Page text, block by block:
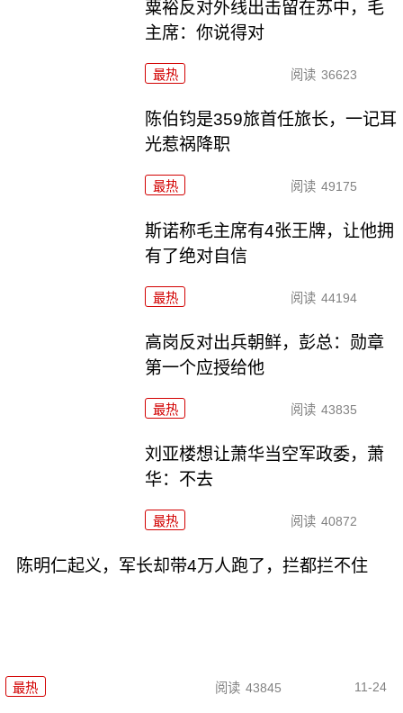
粟裕反对外线出击留在苏中，毛
主席：你说得对
最热 阅读 36623
陈伯钧是359旅首任旅长，一记耳
光惹祸降职
最热 阅读 49175
斯诺称毛主席有4张王牌，让他拥
有了绝对自信
最热 阅读 44194
高岗反对出兵朝鲜，彭总：勋章
第一个应授给他
最热 阅读 43835
刘亚楼想让萧华当空军政委，萧
华：不去
最热 阅读 40872
陈明仁起义，军长却带4万人跑了，拦都拦不住
最热 阅读 43845 11-24